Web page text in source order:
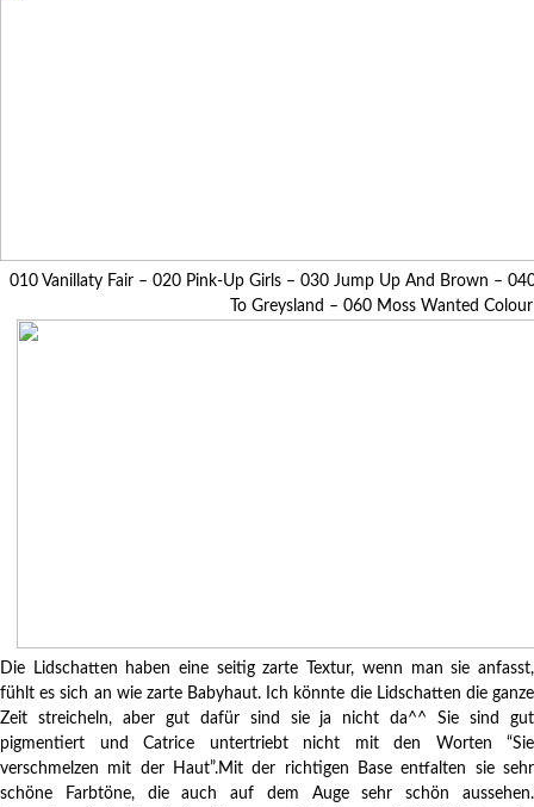
010 Vanillaty Fair – 020 Pink-Up Girls – 030 Jump Up And Brown –
To Greysland – 060 Moss Wanted Colour
Die Lidschatten haben eine seitig zarte Textur, wenn man sie anfasst,
fühlt es sich an wie zarte Babyhaut. Ich könnte die Lidschatten die ganze
Zeit streicheln, aber gut dafür sind sie ja nicht da^^ Sie sind gut
pigmentiert und Catrice untertriebt nicht mit den Worten “Sie
verschmelzen mit der Haut”.Mit der richtigen Base entfalten sie sehr
schöne Farbtöne, die auch auf dem Auge sehr schön aussehen.